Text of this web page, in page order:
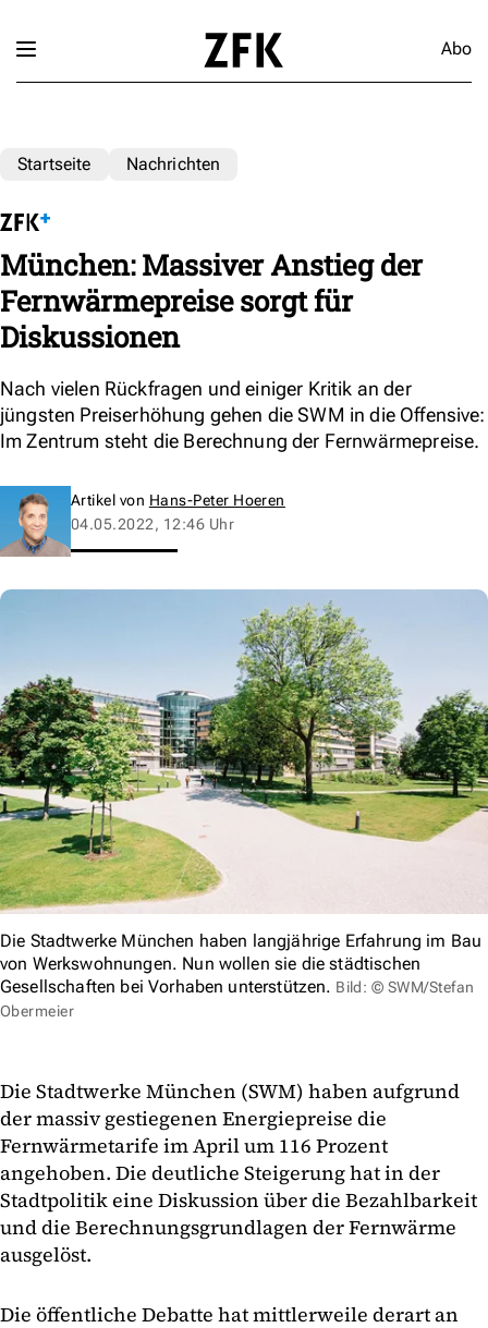
Abo
Startseite Nachrichten
München: Massiver Anstieg der
Fernwärmepreise sorgt für
Diskussionen
Nach vielen Rückfragen und einiger Kritik an der
jüngsten Preiserhöhung gehen die SWM in die Offensive:
Im Zentrum steht die Berechnung der Fernwärmepreise.
Artikel von Hans-Peter Hoeren
04.05.2022, 12:46 Uhr
Die Stadtwerke München haben langjährige Erfahrung im Bau
von Werkswohnungen. Nun wollen sie die städtischen
Gesellschaften bei Vorhaben unterstützen. Bild: © SWM/Stefan
Obermeier
Die Stadtwerke München (SWM) haben aufgrund
der massiv gestiegenen Energiepreise die
Fernwärmetarife im April um 116 Prozent
angehoben. Die deutliche Steigerung hat in der
Stadtpolitik eine Diskussion über die Bezahlbarkeit
und die Berechnungsgrundlagen der Fernwärme
ausgelöst.
Die öffentliche Debatte hat mittlerweile derart an